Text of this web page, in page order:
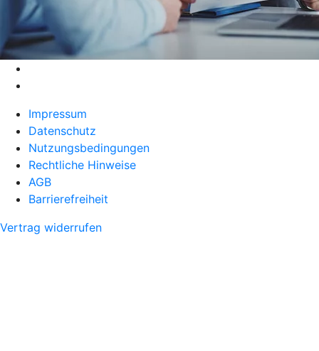
Impressum
Datenschutz
Nutzungsbedingungen
Rechtliche Hinweise
AGB
Barrierefreiheit
Vertrag widerrufen